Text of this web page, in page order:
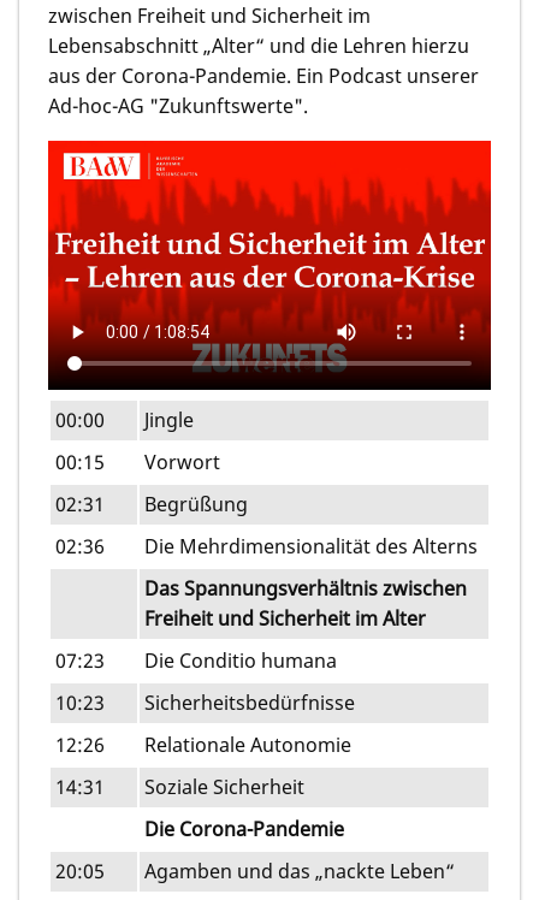
zwischen Freiheit und Sicherheit im
Lebensabschnitt „Alter“ und die Lehren hierzu
aus der Corona-Pandemie. Ein Podcast unserer
Ad-hoc-AG "Zukunftswerte".
00:00
Jingle
00:15
Vorwort
02:31
Begrüßung
02:36
Die Mehrdimensionalität des Alterns
Das Spannungsverhältnis zwischen
Freiheit und Sicherheit im Alter
07:23
Die Conditio humana
10:23
Sicherheitsbedürfnisse
12:26
Relationale Autonomie
14:31
Soziale Sicherheit
Die Corona-Pandemie
20:05
Agamben und das „nackte Leben“